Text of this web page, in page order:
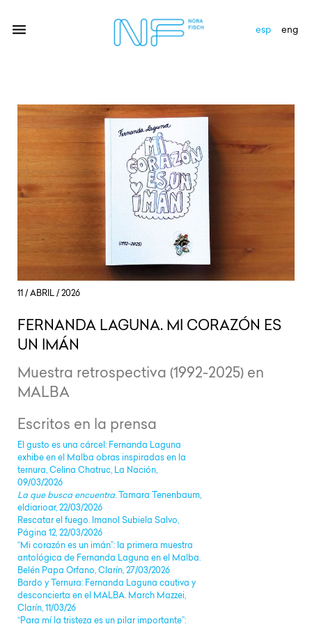
novedades
newsletter
contacto
11 / ABRIL / 2026
FERNANDA LAGUNA. MI CORAZÓN ES
UN IMÁN
Muestra retrospectiva (1992-2025) en
MALBA
Escritos en la prensa
El gusto es una cárcel: Fernanda Laguna
exhibe en el Malba obras inspiradas en la
ternura, Celina Chatruc, La Nación,
09/03/2026
La que busca encuentra. Tamara Tenenbaum,
eldiarioar, 22/03/2026
Rescatar el fuego. Imanol Subiela Salvo,
Página 12, 22/03/2026
“Mi corazón es un imán”: la primera muestra
antológica de Fernanda Laguna en el Malba.
Belén Papa Orfano, Clarín, 27/03/2026
Bardo y Ternura: Fernanda Laguna cautiva y
desconcierta en el MALBA. March Mazzei,
Clarín, 11/03/26
“Para mí la tristeza es un pilar importante”:
esp eng